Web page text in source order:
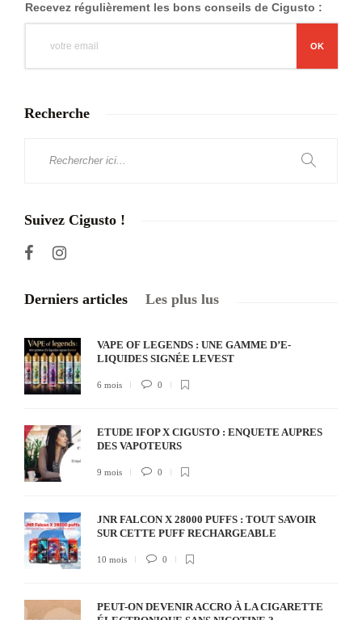
Recevez régulièrement les bons conseils de Cigusto :
Recherche
Suivez Cigusto !
Derniers articles Les plus lus
VAPE OF LEGENDS : UNE GAMME D’E-
LIQUIDES SIGNÉE LEVEST
6 mois 0
ETUDE IFOP X CIGUSTO : ENQUETE AUPRES
DES VAPOTEURS
9 mois 0
JNR FALCON X 28000 PUFFS : TOUT SAVOIR
SUR CETTE PUFF RECHARGEABLE
10 mois 0
PEUT-ON DEVENIR ACCRO À LA CIGARETTE